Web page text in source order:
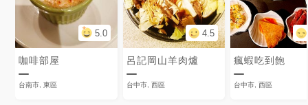
5.0
咖啡部屋
台南市, 東區
4.5
呂記岡山羊肉爐
台中市, 西區
瘋蝦吃到飽
台中市, 西區